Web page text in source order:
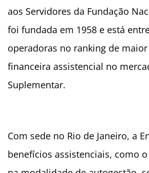
aos Servidores da Fundação
foi fundada em 1958 e está
operadoras no ranking de
financeira assistencial no
Suplementar.
Com sede no Rio de Janeiro, a
benefícios assistenciais, como